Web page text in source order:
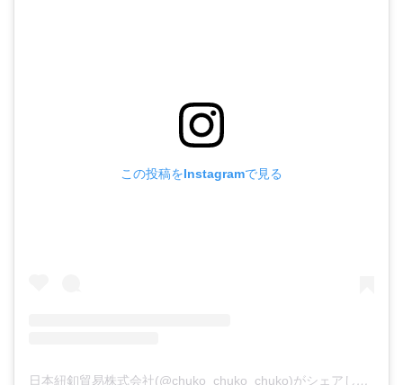
この投稿をInstagramで見る
日本紐釦貿易株式会社(@chuko_chuko_chuko)がシェアした投稿